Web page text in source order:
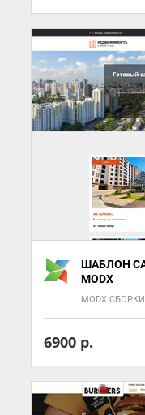
ШАБЛОН
MODX
MODX СБОРКИ
6900 р.